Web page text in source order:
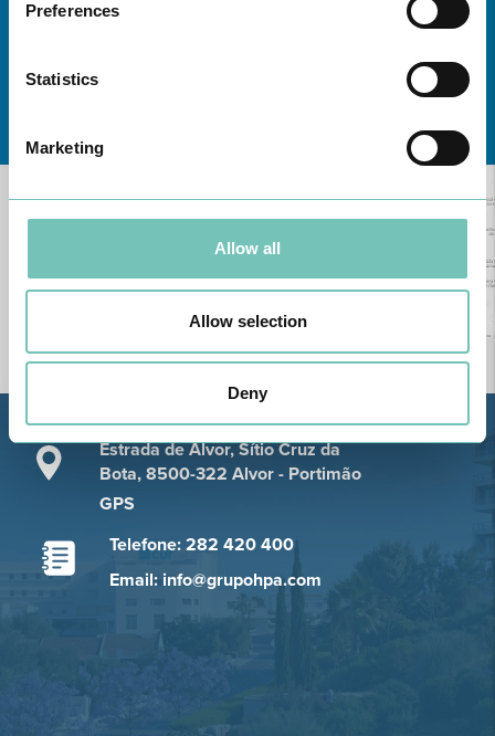
Preferences
Statistics
Marketing
Allow all
Allow selection
Deny
Estrada de Alvor, Sítio Cruz da
Bota, 8500-322 Alvor - Portimão
GPS
Telefone: 282 420 400
Email: info@grupohpa.com